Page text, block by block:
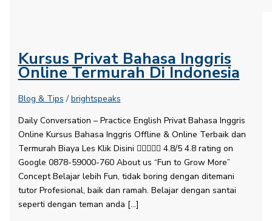
Kursus Privat Bahasa Inggris
Online Termurah Di Indonesia
Blog & Tips / brightspeaks
Daily Conversation – Practice English​ Privat Bahasa Inggris
Online Kursus Bahasa Inggris Offline & Online Terbaik dan
Termurah Biaya Les Klik Disini  4.8/5 4.8 rating on
Google 0878-59000-760 About us “Fun to Grow More”
Concept Belajar lebih Fun, tidak boring dengan ditemani
tutor Profesional, baik dan ramah. Belajar dengan santai
seperti dengan teman anda […]